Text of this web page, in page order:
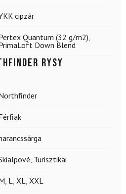
cipzár
Quantum (32 g/m2)
Down Blend
Rysy
Turisztikai
L XL XXL